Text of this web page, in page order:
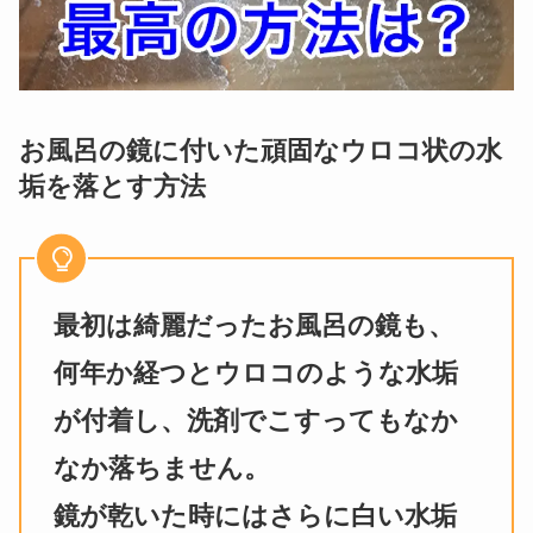
お風呂の鏡に付いた頑固なウロコ状の水
垢を落とす方法
最初は綺麗だったお風呂の鏡も、
何年か経つとウロコのような水垢
が付着し、洗剤でこすってもなか
なか落ちません。
鏡が乾いた時にはさらに白い水垢